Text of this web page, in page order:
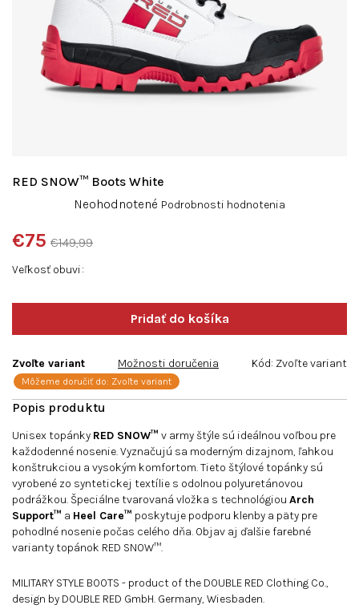
Unisex topánky RED SNOW™ v army štýle sú ideálnou voľbou pre
každodenné nosenie. Vyznačujú sa moderným dizajnom, ľahkou
konštrukciou a vysokým komfortom. Tieto štýlové topánky sú
vyrobené zo syntetickej textílie s odolnou polyuretánovou
podrážkou. Špeciálne tvarovaná vložka s technológiou Arch
Support™ a Heel Care™ poskytuje podporu klenby a päty pre
pohodlné nosenie počas celého dňa. Objav aj ďalšie farebné
varianty topánok RED SNOW™.
MILITARY STYLE BOOTS - product of the DOUBLE RED Clothing Co.,
design by DOUBLE RED GmbH. Germany, Wiesbaden.
Veľkosť obuvi
€149,99
€75
cena:
Zvoľte variant
Môžeme doručiť do: Zvoľte variant
Možnosti doručenia Kód: Zvoľte variant
RED SNOW™ Boots White
produktu
je
0,0
Neohodnotené Podrobnosti hodnotenia